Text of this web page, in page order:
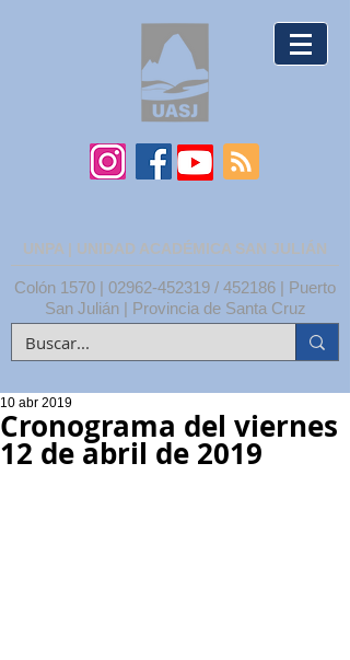
UNPA | UNIDAD ACADÉMICA SAN JULIÁN
Colón 1570 | 02962-452319 / 452186 | Puerto
San Julián | Provincia de Santa Cruz
Cronograma del viernes
12 de abril de 2019
10 abr 2019